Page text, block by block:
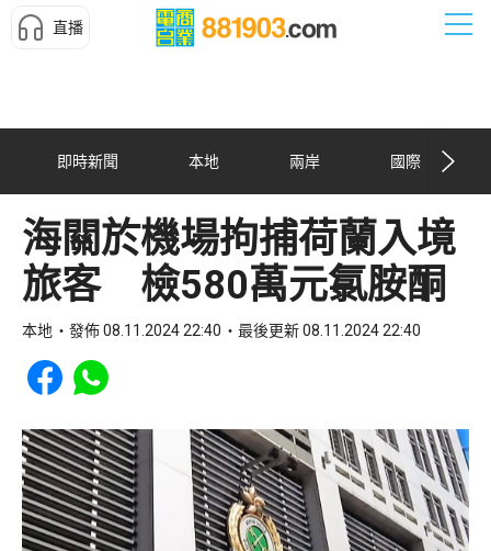
直播
即時新聞 本地 兩岸 國際
海關於機場拘捕荷蘭入境
旅客 檢580萬元氯胺酮
本地 發佈 08.11.2024 22:40 最後更新 08.11.2024 22:40
Share to Facebook
Share to WhatsApp